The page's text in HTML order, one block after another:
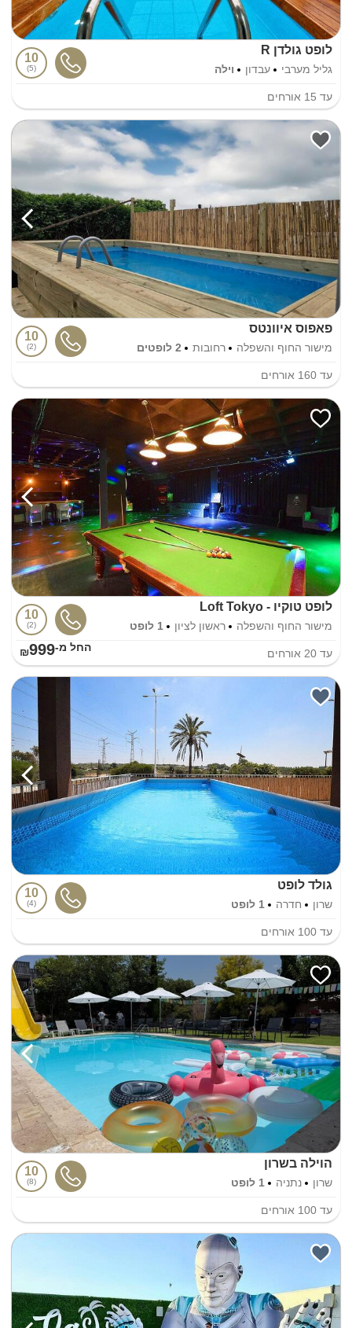
לופט גולדן R
גליל מערבי עבדון וילה
10
5
עד 15 אורחים
פאפוס איוונטס
מישור החוף והשפלה רחובות 2 לופטים
10
2
עד 160 אורחים
לופט טוקיו - Loft Tokyo
מישור החוף והשפלה ראשון לציון 1 לופט
10
2
עד 20 אורחים החל מ-₪999
גולד לופט
שרון חדרה 1 לופט
10
4
עד 100 אורחים
הוילה בשרון
שרון נתניה 1 לופט
10
8
עד 100 אורחים